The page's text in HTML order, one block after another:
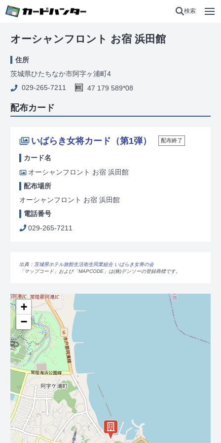
検索
オーシャンフロント お宿 浜田館
住所
茨城県ひたちなか市阿字ヶ浦町4
029-265-7211
47 179 589*08
配布カード
いばらき女将カード（第1弾） 配布終了
カード名
オーシャンフロント お宿 浜田館
配布場所
オーシャンフロント お宿 浜田館
電話番号
029-265-7211
出典： 茨城県ホテル旅館生活衛生同業組合 いばらき女将の会
「マップコード」および「MAPCODE」は(株)デンソーの登録商標です。
+
−